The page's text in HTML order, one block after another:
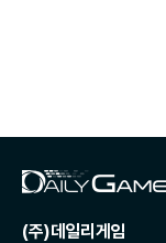
(주)데일리게임